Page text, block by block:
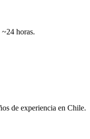
horas.
de experiencia en Chile.